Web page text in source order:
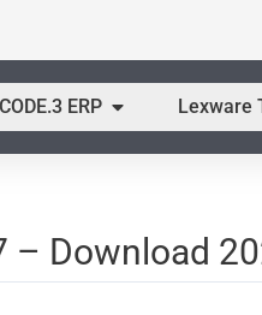
CODE.3 ERP Öffne CODE.3
Lexware
– Download